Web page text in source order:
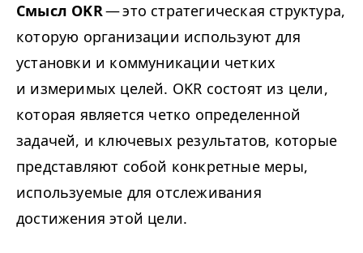
Смысл OKR— это стратегическая структура,
которую организации используют для
установки и коммуникации четких
и измеримых целей. OKR состоят из цели,
которая является четко определенной
задачей, и ключевых результатов, которые
представляют собой конкретные меры,
используемые для отслеживания
достижения этой цели.